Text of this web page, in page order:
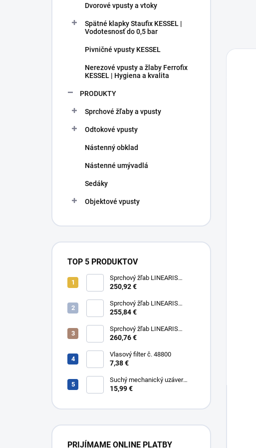
Dvorové vpusty a vtoky
Spätné klapky Staufix KESSEL |
Vodotesnosť do 0,5 bar
Pivničné vpusty KESSEL
Nerezové vpusty a žlaby Ferrofix
KESSEL | Hygiena a kvalita
PRODUKTY
Sprchové žľaby a vpusty
Odtokové vpusty
Nástenný obklad
Nástenné umývadlá
Sedáky
Objektové vpusty
TOP 5 PRODUKTOV
Sprchový žľab LINEARIS
Compact č. 45600.63M, L 75
304
250,92 €
Sprchový žľab LINEARIS
Compact č. 45600.64M, L 85
304
255,84 €
Sprchový žľab LINEARIS
Compact č. 45600.65M, L 95
304
260,76 €
Vlasový filter č. 48800
7,38 €
Suchý mechanický uzáver
Multistop č. 48400,
15,99 €
PRIJÍMAME ONLINE PLATBY